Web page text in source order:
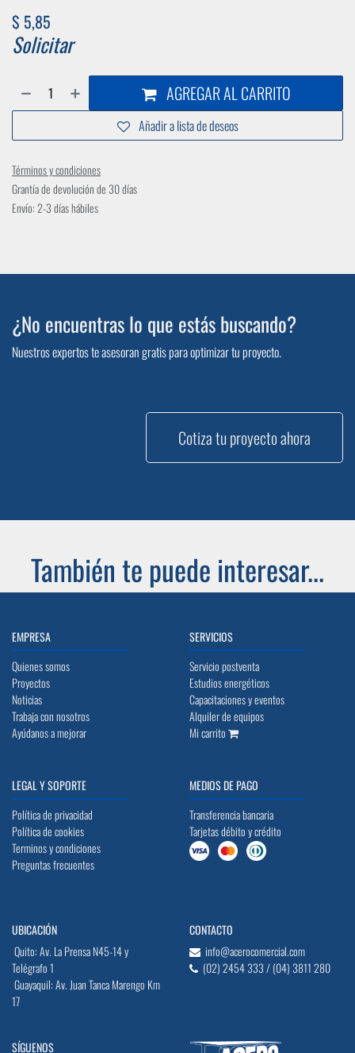
$ 5,85
Solicitar
AGREGAR AL CARRITO
Añadir a lista de deseos
Términos y condiciones
Grantía de devolución de 30 días
Envío: 2-3 días hábiles
¿No encuentras lo que estás buscando?
Nuestros expertos te asesoran gratis para optimizar tu proyecto.
Cotiza tu proyecto ahora
También te puede interesar...
EMPRESA
Quienes somos
Proyectos
Noticias
Trabaja con nosotros
Ayúdanos a mejorar
SERVICIOS
Servicio postventa
Estudios energéticos
Capacitaciones y eventos
Alquiler de equipos
Mi carrito
LEGAL Y SOPORTE
Política de privacidad
Política de cookies
Terminos y condiciones
Preguntas frecuentes
MEDIOS DE PAGO
Transferencia bancaria
Tarjetas débito y crédito
UBICACIÓN
Quito: Av. La Prensa N45-14 y
Telégrafo 1
Guayaquil: Av. Juan Tanca Marengo Km
17
CONTACTO
info@acerocomercial.com
(02) 2454 333 / (04) 3811 280
SÍGUENOS